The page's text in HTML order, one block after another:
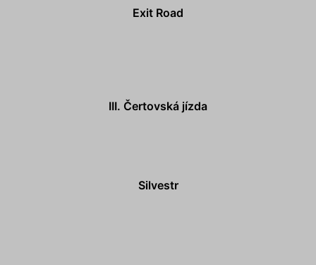
Exit Road
III. Čertovská jízda
Silvestr